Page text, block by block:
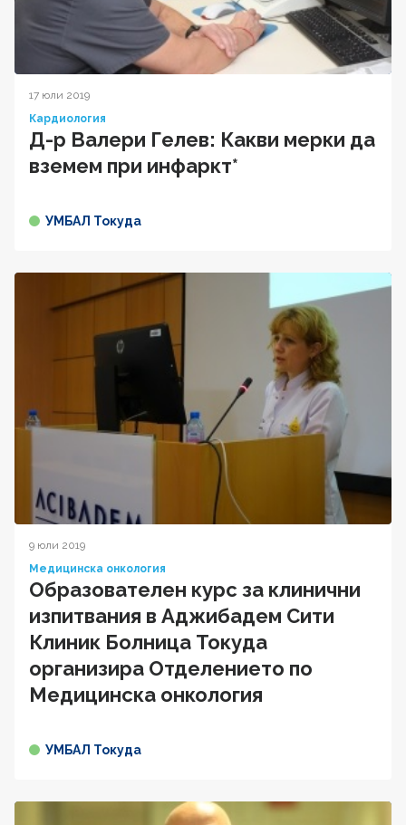
17 юли 2019
Кардиология
Д-р Валери Гелев: Какви мерки да
вземем при инфаркт*
УМБАЛ Токуда
9 юли 2019
Медицинска онкология
Образователен курс за клинични
изпитвания в Аджибадем Сити
Клиник Болница Токуда
организира Отделението по
Медицинска онкология
УМБАЛ Токуда